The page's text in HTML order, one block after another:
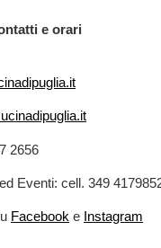
e orari
2656
Eventi: cell. 349
Facebook e Instagram